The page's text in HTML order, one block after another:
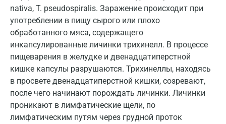
nativa, T. pseudospiralis. Заражение происходит при
употреблении в пищу сырого или плохо
обработанного мяса, содержащего
инкапсулированные личинки трихинелл. В процессе
пищеварения в желудке и двенадцатиперстной
кишке капсулы разрушаются. Трихинеллы, находясь
в просвете двенадцатиперстной кишки, созревают,
после чего начинают порождать личинки. Личинки
проникают в лимфатические щели, по
лимфатическим путям через грудной проток
Воронеж
Гатчина
Геленджик
Голубое
Дзержинск